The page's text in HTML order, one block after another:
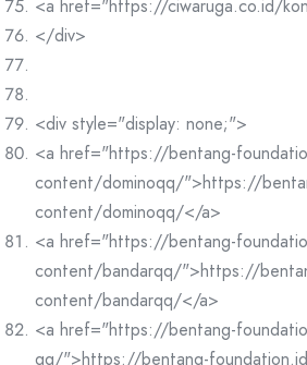
<a href="https://ciwaruga.co.id/
</div>
<div style="display: none;">
<a href="https://bentang-
content/dominoqq/">https://
content/dominoqq/</a>
<a href="https://bentang-
content/bandarqq/">https://
content/bandarqq/</a>
<a href="https://bentang-
qq/">https://bentang-